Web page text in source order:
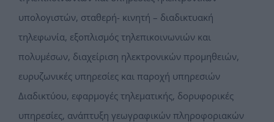
υπολογιστών, σταθερή- κινητή – διαδικτυακή
τηλεφωνία, εξοπλισμός τηλεπικοινωνιών και
πολυμέσων, διαχείριση ηλεκτρονικών προμηθειών,
ευρυζωνικές υπηρεσίες και παροχή υπηρεσιών
Διαδικτύου, εφαρμογές τηλεματικής, δορυφορικές
υπηρεσίες, ανάπτυξη γεωγραφικών πληροφοριακών